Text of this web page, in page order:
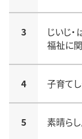
3
じいじ
福祉に
4 子育てし
5 素晴ら